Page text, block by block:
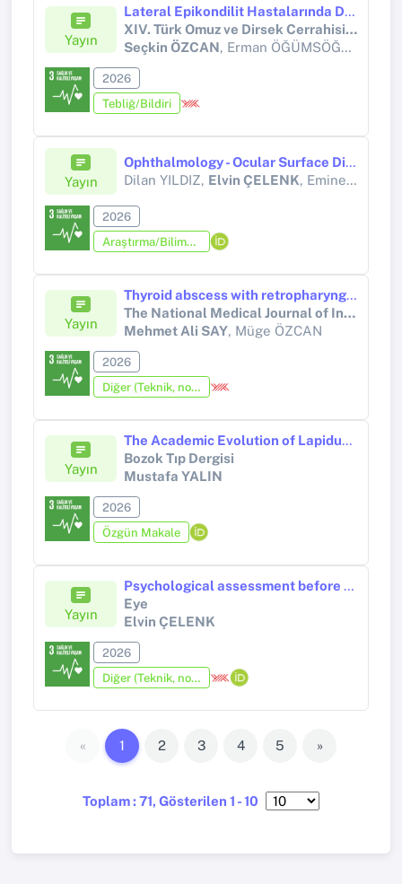
Yayın
Lateral Epikondilit Hastalarında D Vitamini Ve Sistemik İmmün - İnflamasyon İndeksi Seviyelerinin Değerlendirilmesi
XIV. Türk Omuz ve Dirsek Cerrahisi Kongresi (2026)
Seçkin ÖZCAN, Erman ÖĞÜMSÖĞÜTLÜ
2026
Tebliğ/Bildiri
Yayın
Ophthalmology - Ocular Surface Disorders II
Dilan YILDIZ, Elvin ÇELENK, Emine Betül Akbaş ÖZYÜREK, Tuğçe Dursun YILMAZŞAMLI, Tahsin UZUNDEDE, Burcu IŞIK, Yavuz ORUÇ, Melisa Akgöz KOYUNCUOĞLU, Leyla Eryiğit EROĞUL, Kamuran AVCI, Murat KAŞIKCI, Özgür EROĞUL, Bora Deniz ARGON, Fatih ATMACA
2026
Araştırma/Bilimsel Kitap (Tez Hariç)
Yayın
Thyroid abscess with retropharyngeal extension causing vocal cord fixation
The National Medical Journal of India
Mehmet Ali SAY, Müge ÖZCAN
2026
Diğer (Teknik, not, yorum, vaka takdimi, editöre mektup, özet, kitap krıtiği, araştırma notu, bilirkişi raporu ve benzeri)
Yayın
The Academic Evolution of Lapidus Surgery: Trends, Innovations, and Future Directions
Bozok Tıp Dergisi
Mustafa YALIN
2026
Özgün Makale
Yayın
Psychological assessment before blepharoplasty: an often overlooked aspect
Eye
Elvin ÇELENK
2026
Diğer (Teknik, not, yorum, vaka takdimi, editöre mektup, özet, kitap krıtiği, araştırma notu, bilirkişi raporu ve benzeri)
Toplam : 71, Gösterilen 1 - 10
« 1 2 3 4 5 »